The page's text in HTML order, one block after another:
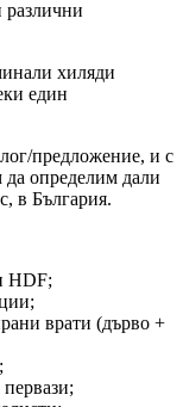
различни
хиляди
един
предложение, и с
да определим дали
в България.
HDF;
врати (дърво +